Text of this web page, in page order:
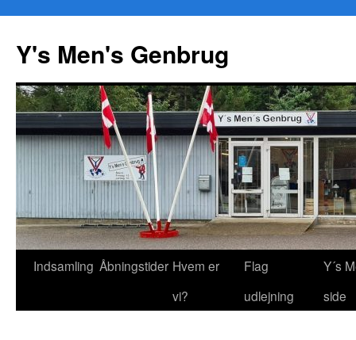
Y's Men's Genbrug
Hop
Indsamling Åbningstider Hvem er
vi?
Flag
udlejning
Y´s
side